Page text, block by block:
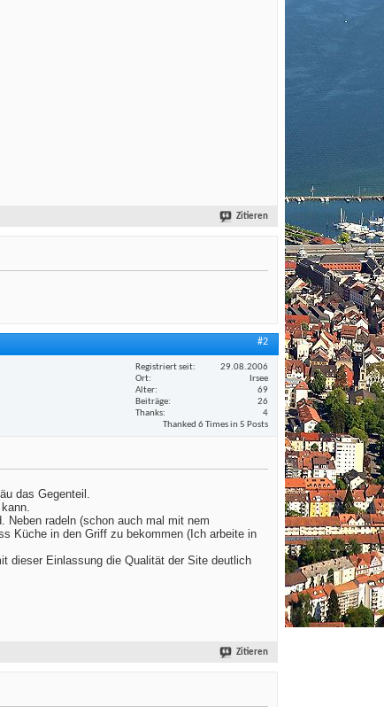
Zitieren
#2
Registriert seit
29.08.2006
Ort
Irsee
Alter
69
Beiträge
26
Thanks
4
Thanked 6 Times in 5 Posts
das Gegenteil.
Neben radeln (schon auch mal mit nem
Küche in den Griff zu bekommen (Ich arbeite in
dieser Einlassung die Qualität der Site deutlich
Zitieren